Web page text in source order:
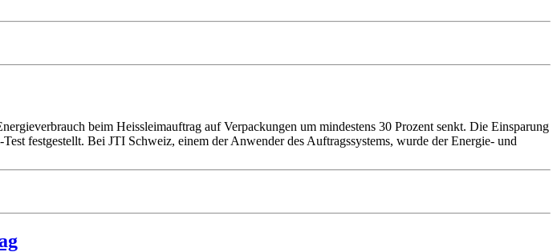
beim Heissleimauftrag auf Verpackungen um mindestens 30 Prozent senkt. Die Einsparung
festgestellt. Bei JTI Schweiz, einem der Anwender des Auftragssystems, wurde der Energie- und